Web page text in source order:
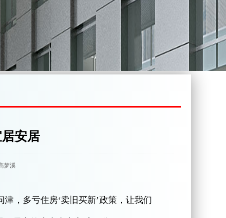
安居
梦溪
，多亏住房‘卖旧买新’政策，让我们